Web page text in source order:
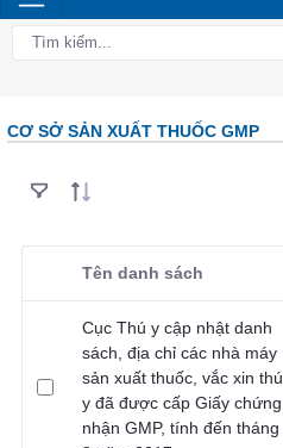
CƠ SỞ SẢN XUẤT THUỐC GMP
Người dùng lựa chọn
Tên danh sách
Cục Thú y cập nhật danh
sách, địa chỉ các nhà máy
sản xuất thuốc, vắc xin thú
y đã được cấp Giấy chứng
nhận GMP, tính đến tháng